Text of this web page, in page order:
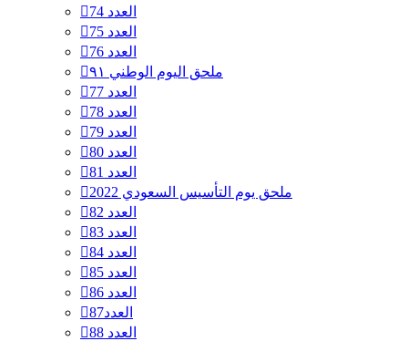
العدد 74
العدد 75
العدد 76
ملحق اليوم الوطني ٩١
العدد 77
العدد 78
العدد 79
العدد 80
العدد 81
ملحق يوم التأسيس السعودي 2022
العدد 82
العدد 83
العدد 84
العدد 85
العدد 86
العدد87
العدد 88